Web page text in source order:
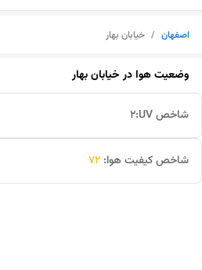
اصفهان / خیابان بهار
وضعیت هوا درخیابان بهار
شاخص UV: 2
شاخص کیفیت هوا: 72